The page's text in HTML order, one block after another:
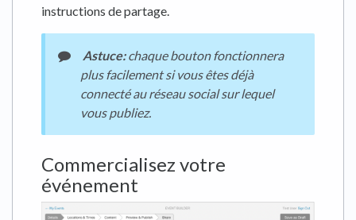
instructions de partage.
Astuce: chaque bouton fonctionnera
plus facilement si vous êtes déjà
connecté au réseau social sur lequel
vous publiez.
Commercialisez votre
événement